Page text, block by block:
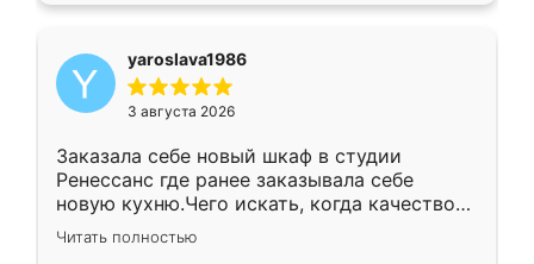
yaroslava1986
3 августа 2026
Заказала себе новый шкаф в студии
Ренессанс где ранее заказывала себе
новую кухню.Чего искать, когда качеством
вполне довольна. Служит кухня уже почти
два года, нареканий нет.
Читать полностью